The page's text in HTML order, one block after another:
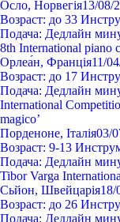
Осло, Норвегія13/08/
Возраст: до 33
Подача: Дедлайн
8th International piano
Орлеа́н, Франція11/
Возраст: до 17
Подача: Дедлайн
International
magico’
Порденоне, Італія03/
Возраст: 9-13
Подача: Дедлайн
Tibor Varga
Сьйон, Швейцарія18/
Возраст: до 26
Подача: Дедлайн